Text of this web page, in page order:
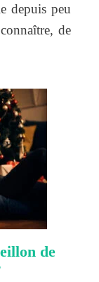
depuis peu
de
de